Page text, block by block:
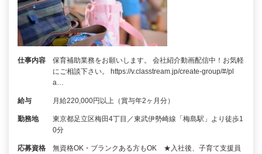
仕事内容
保育補助業務をお願いします。 会社紹介動画配信中！お気軽
にご相談下さい。 https://v.classtream.jp/create-group/#/pl
a…
給与 月給220,000円以上（賞与年2ヶ月分）
勤務地
東京都足立区梅田4丁目／東武伊勢崎線「梅島駅」より徒歩1
0分
応募資格
無資格OK・ブランクある方もOK ★入社後、子育て支援員